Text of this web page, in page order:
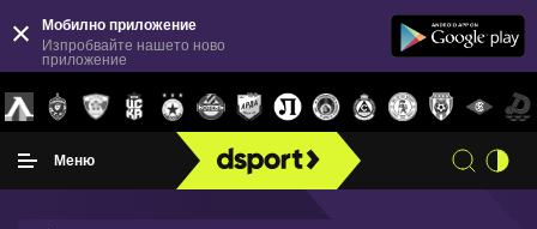
Мобилно приложение
Изпробвайте нашето ново
приложение
Меню